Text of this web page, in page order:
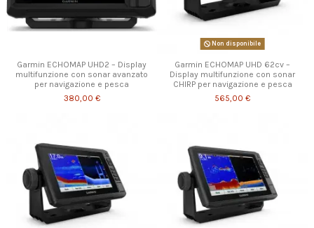
Garmin ECHOMAP UHD2 – Display
multifunzione con sonar avanzato
per navigazione e pesca
380,00 €
Non disponibile
Garmin ECHOMAP UHD 62cv –
Display multifunzione con sonar
CHIRP per navigazione e pesca
565,00 €